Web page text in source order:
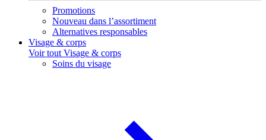
Promotions
Nouveau dans l’assortiment
Alternatives responsables
Visage & corps
Voir tout Visage & corps
Soins du visage